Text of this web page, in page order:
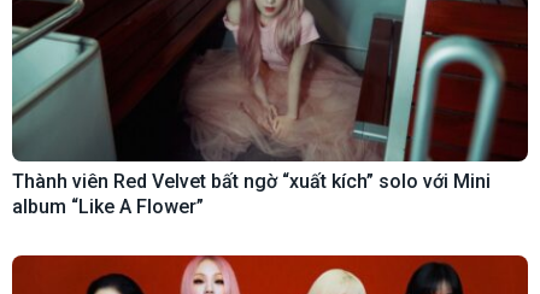
Thành viên Red Velvet bất ngờ “xuất kích” solo với Mini
album “Like A Flower”